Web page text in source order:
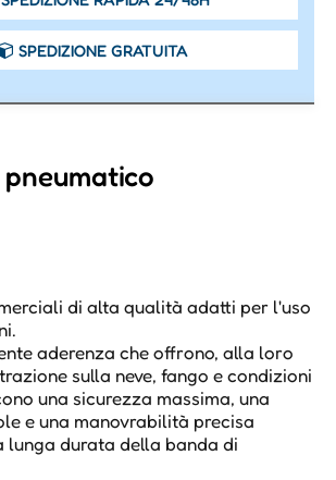
SPEDIZIONE GRATUITA
di alta qualità adatti per l'uso
aderenza che offrono, alla loro
sulla neve, fango e condizioni
una sicurezza massima, una
e una manovrabilità precisa
lunga durata della banda di